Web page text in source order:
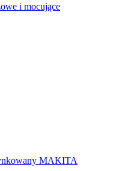
i mocujące